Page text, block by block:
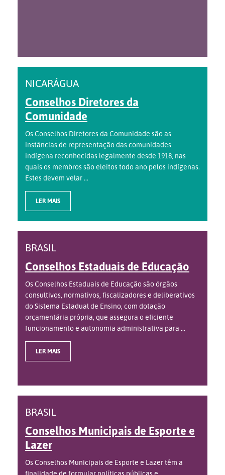
NICARÁGUA
Conselhos Diretores da
Comunidade
Os Conselhos Diretores da Comunidade são as
instâncias de representação das comunidades
indígena reconhecidas legalmente desde 1918, nas
quais os membros são eleitos todo ano pelos indígenas.
Estes devem velar ...
LER MAIS
BRASIL
Conselhos Estaduais de Educação
Os Conselhos Estaduais de Educação são órgãos
consultivos, normativos, fiscalizadores e deliberativos
do Sistema Estadual de Ensino, com dotação
orçamentária própria, que assegura o eficiente
funcionamento e autonomia administrativa para ...
LER MAIS
BRASIL
Conselhos Municipais de Esporte e
Lazer
Os Conselhos Municipais de Esporte e Lazer têm a
finalidade de formular políticas públicas e